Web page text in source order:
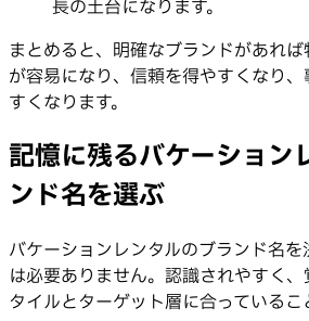
長の土台になります。
まとめると、明確なブランドがあれ
が容易になり、信頼を得やすくなり
すくなります。
記憶に残るバケーション
ンド名を選ぶ
バケーションレンタルのブランド名
は必要ありません。認識されやすく
タイルとターゲット層に合っているこ